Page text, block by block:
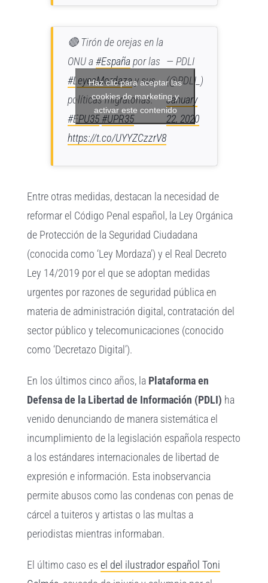
🔴 Tirón de orejas en la
ONU a#Españapor las
#LeyesMordazay sus
políticas migratorias.
#EPU35 #UPR35
https://t.co/UYYZCzzrV8
— PDLI
(@PDLI_)
January
22, 2020
Haz clic para aceptar las
cookies de marketing y
activar este contenido
Entre otras medidas, destacan la necesidad de
reformar el Código Penal español, la Ley Orgánica
de Protección de la Seguridad Ciudadana
(conocida como ‘Ley Mordaza’) y el Real Decreto
Ley 14/2019 por el que se adoptan medidas
urgentes por razones de seguridad pública en
materia de administración digital, contratación del
sector público y telecomunicaciones (conocido
como ‘Decretazo Digital’).
En los últimos cinco años, la Plataforma en
Defensa de la Libertad de Información (PDLI) ha
venido denunciando de manera sistemática el
incumplimiento de la legislación española respecto
a los estándares internacionales de libertad de
expresión e información. Esta inobservancia
permite abusos como las condenas con penas de
cárcel a tuiteros y artistas o las multas a
periodistas mientras informaban.
El último caso esel del ilustrador español Toni